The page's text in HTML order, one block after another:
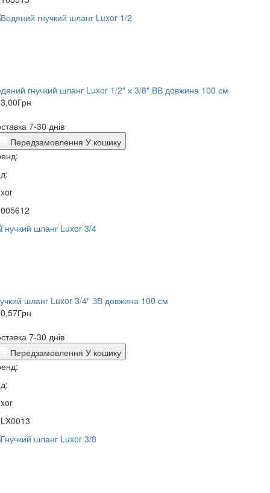
гнучкий шланг Luxor 1/2" х 3/8" ВВ довжина 100 см
Грн
7-30 днів
Передзамовлення У кошику
шланг Luxor 3/4" ЗВ довжина 100 см
Грн
7-30 днів
Передзамовлення У кошику